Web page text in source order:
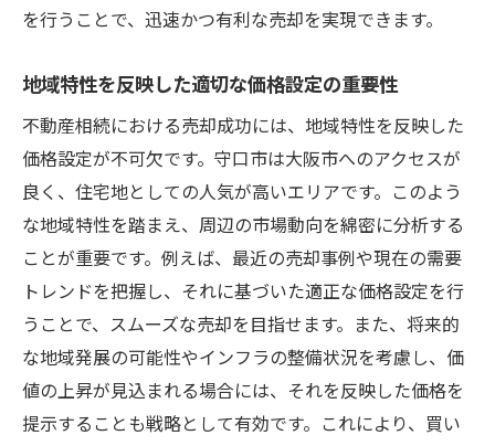
を行うことで、迅速かつ有利な売却を実現できます。
地域特性を反映した適切な価格設定の重要性
不動産相続における売却成功には、地域特性を反映した
価格設定が不可欠です。守口市は大阪市へのアクセスが
良く、住宅地としての人気が高いエリアです。このよう
な地域特性を踏まえ、周辺の市場動向を綿密に分析する
ことが重要です。例えば、最近の売却事例や現在の需要
トレンドを把握し、それに基づいた適正な価格設定を行
うことで、スムーズな売却を目指せます。また、将来的
な地域発展の可能性やインフラの整備状況を考慮し、価
値の上昇が見込まれる場合には、それを反映した価格を
提示することも戦略として有効です。これにより、買い